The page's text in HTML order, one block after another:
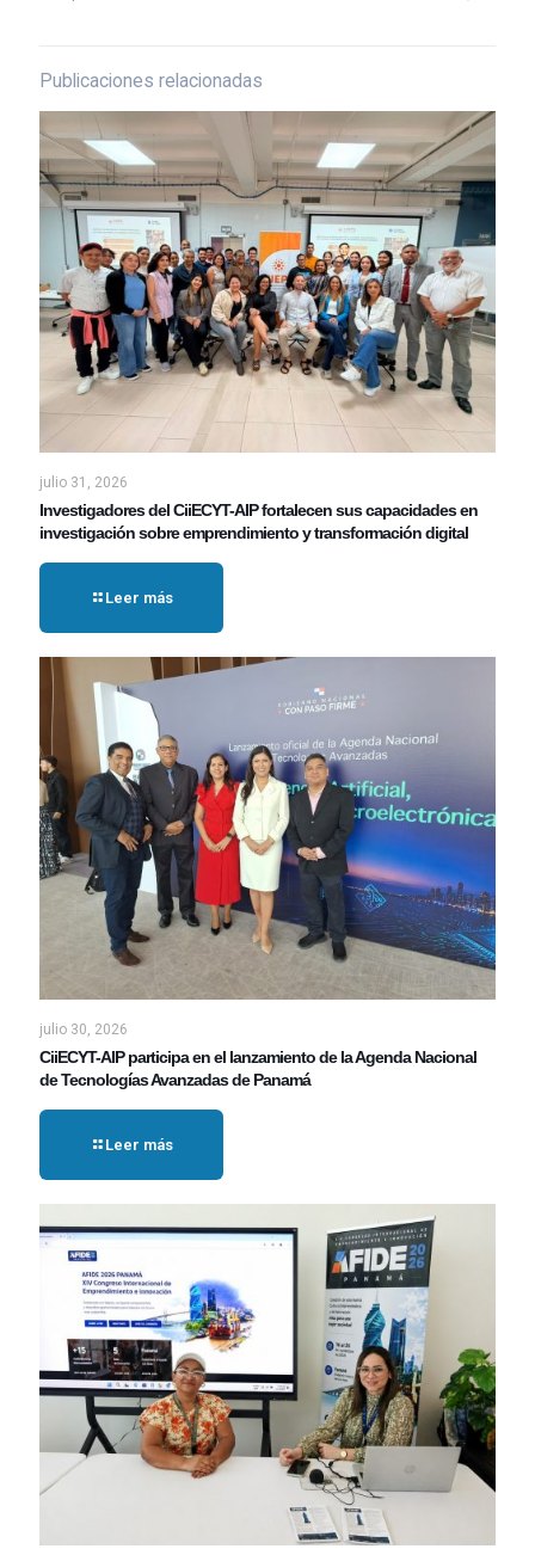
Publicaciones relacionadas
julio 31, 2026
Investigadores del CiiECYT-AIP fortalecen sus capacidades en
investigación sobre emprendimiento y transformación digital
Leer más
julio 30, 2026
CiiECYT-AIP participa en el lanzamiento de la Agenda Nacional
de Tecnologías Avanzadas de Panamá
Leer más